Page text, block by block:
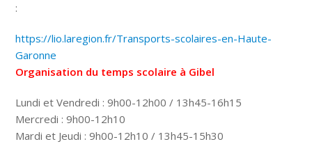
:
https://lio.laregion.fr/Transports-scolaires-en-Haute-
Garonne
Organisation du temps scolaire à Gibel
Lundi et Vendredi : 9h00-12h00 / 13h45-16h15
Mercredi : 9h00-12h10
Mardi et Jeudi : 9h00-12h10 / 13h45-15h30